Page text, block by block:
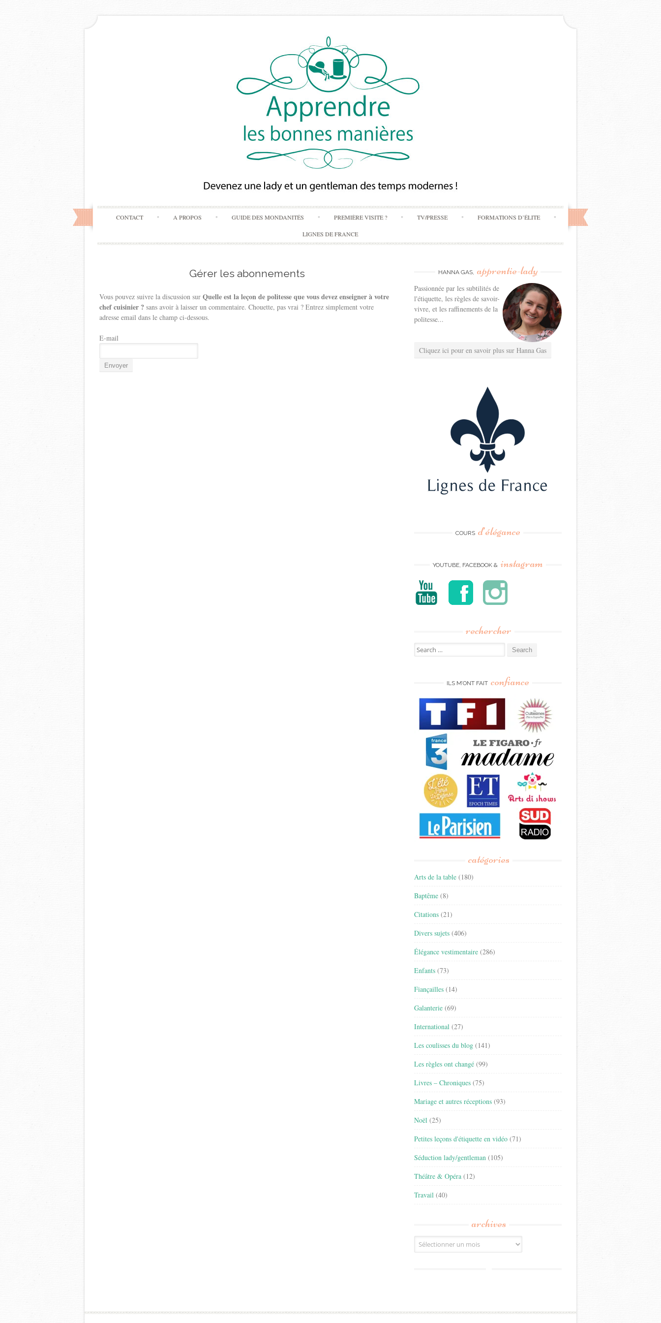
Skip
to
content
CONTACT A PROPOS GUIDE DES MONDANITÉS PREMIÈRE VISITE ? TV/PRESSE FORMATIONS D’ÉLITE
LIGNES DE FRANCE
Gérer les abonnements
Vous pouvez suivre la discussion sur Quelle est la leçon de politesse que vous devez enseigner à votre
chef cuisinier ? sans avoir à laisser un commentaire. Chouette, pas vrai ? Entrez simplement votre
adresse email dans le champ ci-dessous.
E-mail
HANNA GAS, apprentie-lady
Passionnée par les subtilités de
l'étiquette, les règles de savoir-
vivre, et les raffinements de la
politesse...
Cliquez ici pour en savoir plus sur Hanna Gas
COURS d’élégance
YOUTUBE, FACEBOOK & instagram
rechercher
Search
for:
ILS M’ONT FAIT confiance
catégories
Arts de la table (180)
Baptême (8)
Citations (21)
Divers sujets (406)
Élégance vestimentaire (286)
Enfants (73)
Fiançailles (14)
Galanterie (69)
International (27)
Les coulisses du blog (141)
Les règles ont changé (99)
Livres – Chroniques (75)
Mariage et autres réceptions (93)
Noël (25)
Petites leçons d'étiquette en vidéo (71)
Séduction lady/gentleman (105)
Théâtre & Opéra (12)
Travail (40)
archives
Archives